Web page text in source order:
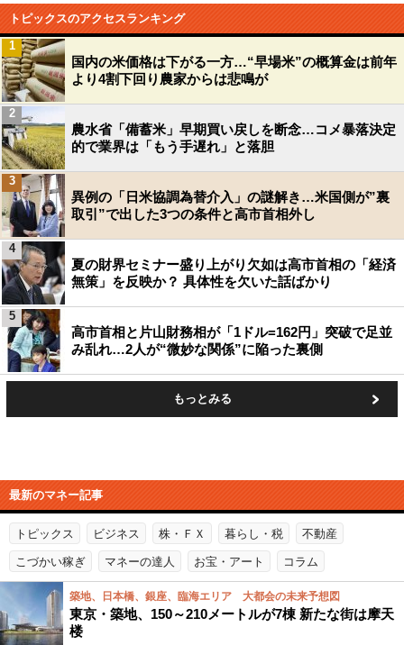
トピックスのアクセスランキング
国内の米価格は下がる一方…“早場米”の概算金は前年
より4割下回り農家からは悲鳴が
1
農水省「備蓄米」早期買い戻しを断念…コメ暴落決定
的で業界は「もう手遅れ」と落胆
2
異例の「日米協調為替介入」の謎解き…米国側が”裏
取引”で出した3つの条件と高市首相外し
3
夏の財界セミナー盛り上がり欠如は高市首相の「経済
無策」を反映か？ 具体性を欠いた話ばかり
4
高市首相と片山財務相が「1ドル=162円」突破で足並
み乱れ…2人が“微妙な関係”に陥った裏側
5
もっとみる
最新のマネー記事
トピックス ビジネス 株・ＦＸ 暮らし・税 不動産
こづかい稼ぎ マネーの達人 お宝・アート コラム
築地、日本橋、銀座、臨海エリア 大都会の未来予想図
東京・築地、150～210メートルが7棟 新たな街は摩天
楼